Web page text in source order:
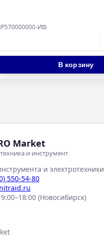
И⧉
В корзину
Market
и инструмент
и электротехники
550-54-80
(Новосибирск)